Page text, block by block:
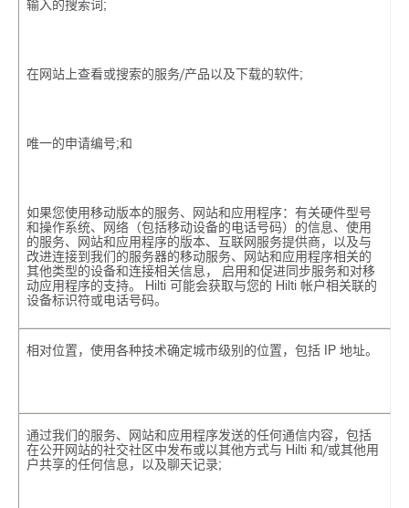
输入的搜索词;
在网站上查看或搜索的服务/产品以及下载的软件;
唯一的申请编号;和
如果您使用移动版本的服务、网站和应用程序：有关硬件型号
和操作系统、网络（包括移动设备的电话号码）的信息、使用
的服务、网站和应用程序的版本、互联网服务提供商，以及与
改进连接到我们的服务器的移动服务、网站和应用程序相关的
其他类型的设备和连接相关信息， 启用和促进同步服务和对移
动应用程序的支持。 Hilti 可能会获取与您的 Hilti 帐户相关联的
设备标识符或电话号码。
相对位置，使用各种技术确定城市级别的位置，包括 IP 地址。
通过我们的服务、网站和应用程序发送的任何通信内容，包括
在公开网站的社交社区中发布或以其他方式与 Hilti 和/或其他用
户共享的任何信息，以及聊天记录;